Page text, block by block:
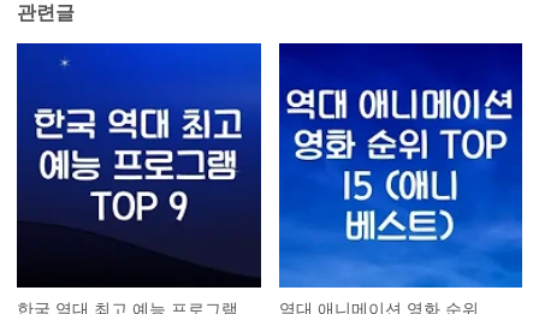
관련글
한국 역대 최고 예능 프로그램 역대 애니메이션 영화 순위